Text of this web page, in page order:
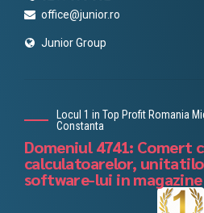
office@junior.ro
Junior Group
Locul 1 in Top Profit Romania
Constanta
Domeniul 4741: Comert
calculatoarelor,
software-lui in